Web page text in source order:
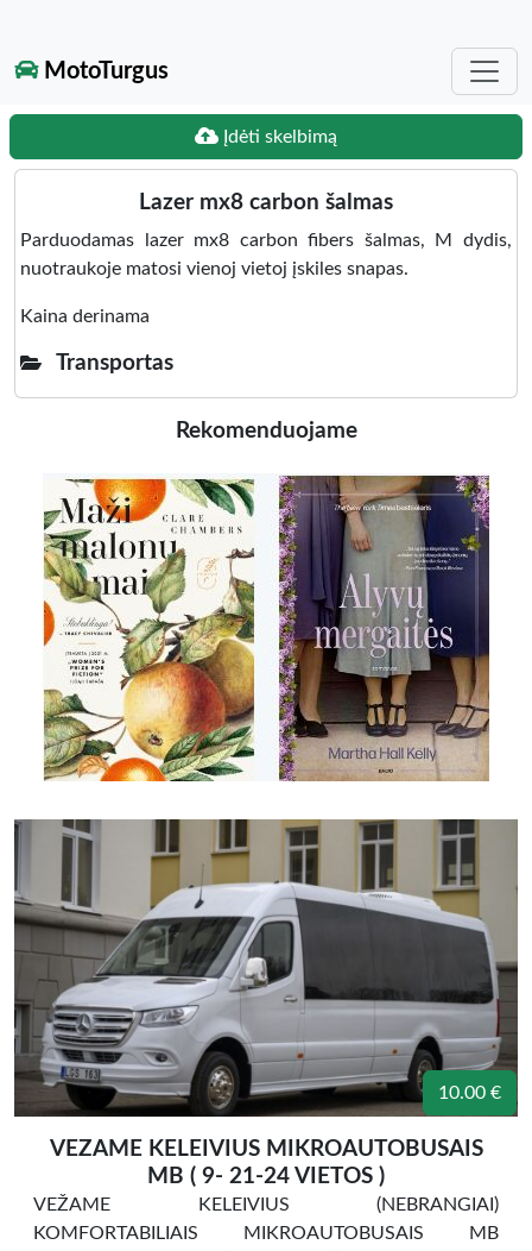
MotoTurgus
Įdėti skelbimą
Lazer mx8 carbon šalmas
Parduodamas lazer mx8 carbon fibers šalmas, M dydis,
nuotraukoje matosi vienoj vietoj įskiles snapas.
Kaina derinama
Transportas
Rekomenduojame
10.00 €
VEZAME KELEIVIUS MIKROAUTOBUSAIS
MB ( 9- 21-24 VIETOS )
VEŽAME KELEIVIUS (NEBRANGIAI)
KOMFORTABILIAIS MIKROAUTOBUSAIS MB